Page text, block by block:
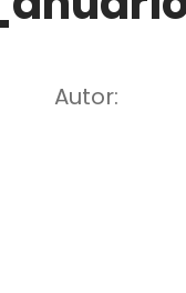
Autor: